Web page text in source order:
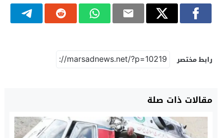
رابط مختصر
مقالات ذات صلة